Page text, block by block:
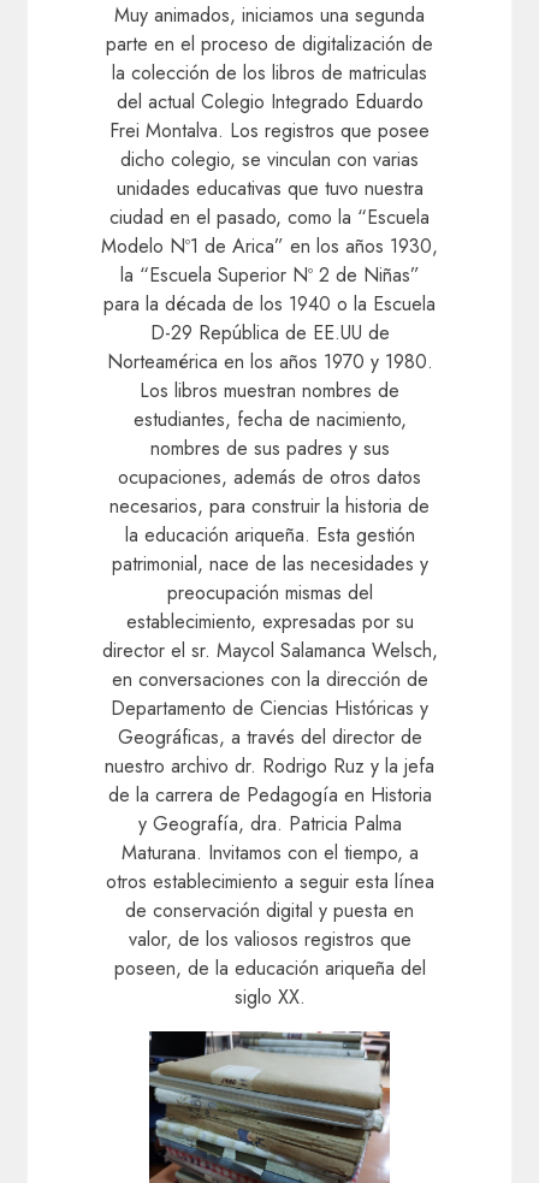
Muy animados, iniciamos una segunda
parte en el proceso de digitalización de
la colección de los libros de matriculas
del actual Colegio Integrado Eduardo
Frei Montalva. Los registros que posee
dicho colegio, se vinculan con varias
unidades educativas que tuvo nuestra
ciudad en el pasado, como la “Escuela
Modelo Nº1 de Arica” en los años 1930,
la “Escuela Superior Nº 2 de Niñas”
para la década de los 1940 o la Escuela
D-29 República de EE.UU de
Norteamérica en los años 1970 y 1980.
Los libros muestran nombres de
estudiantes, fecha de nacimiento,
nombres de sus padres y sus
ocupaciones, además de otros datos
necesarios, para construir la historia de
la educación ariqueña. Esta gestión
patrimonial, nace de las necesidades y
preocupación mismas del
establecimiento, expresadas por su
director el sr. Maycol Salamanca Welsch,
en conversaciones con la dirección de
Departamento de Ciencias Históricas y
Geográficas, a través del director de
nuestro archivo dr. Rodrigo Ruz y la jefa
de la carrera de Pedagogía en Historia
y Geografía, dra. Patricia Palma
Maturana. Invitamos con el tiempo, a
otros establecimiento a seguir esta línea
de conservación digital y puesta en
valor, de los valiosos registros que
poseen, de la educación ariqueña del
siglo XX.